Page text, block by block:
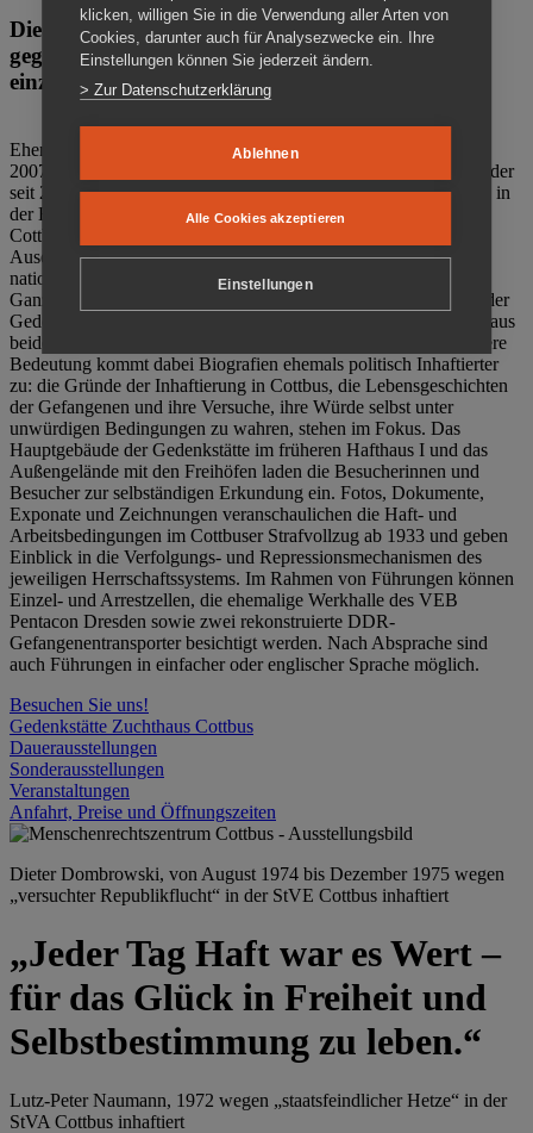
Die Gedenkstätte Zuchthaus Cottbus ist ein Ort
gegen das Vergessen. Anschaulich, nah und
einzigartig.
Ehemalige politische Häftlinge der DDR gründeten im Oktober
2007 den Verein Menschenrechtszentrum Cottbus e. V. (MRZ), der
seit 2011 Eigentümer des ehemaligen Gefängnisses (1860-2002) in
der Bautzener Straße und Träger der Gedenkstätte Zuchthaus
Cottbus ist. Im Zentrum der Arbeit der Gedenkstätte steht die
Auseinandersetzung mit politischem Unrecht während der
nationalsozialistischen Terrorherrschaft und der SED-Diktatur.
Ganzjährig zeigen mehrere Dauer- und Sonderausstellungen in der
Gedenkstätte Zuchthaus Cottbus Beispiele politischen Unrechts aus
beiden deutschen Diktaturen des 20. Jahrhunderts. Eine besondere
Bedeutung kommt dabei Biografien ehemals politisch Inhaftierter
zu: die Gründe der Inhaftierung in Cottbus, die Lebensgeschichten
der Gefangenen und ihre Versuche, ihre Würde selbst unter
unwürdigen Bedingungen zu wahren, stehen im Fokus. Das
Hauptgebäude der Gedenkstätte im früheren Hafthaus I und das
Außengelände mit den Freihöfen laden die Besucherinnen und
Besucher zur selbständigen Erkundung ein. Fotos, Dokumente,
Exponate und Zeichnungen veranschaulichen die Haft- und
Arbeitsbedingungen im Cottbuser Strafvollzug ab 1933 und geben
Einblick in die Verfolgungs- und Repressionsmechanismen des
jeweiligen Herrschaftssystems. Im Rahmen von Führungen können
Einzel- und Arrestzellen, die ehemalige Werkhalle des VEB
Pentacon Dresden sowie zwei rekonstruierte DDR-
Gefangenentransporter besichtigt werden. Nach Absprache sind
auch Führungen in einfacher oder englischer Sprache möglich.
Besuchen Sie uns!
Gedenkstätte Zuchthaus Cottbus
Dauerausstellungen
Sonderausstellungen
Veranstaltungen
Anfahrt, Preise und Öffnungszeiten
Dieter Dombrowski, von August 1974 bis Dezember 1975 wegen
„versuchter Republikflucht“ in der StVE Cottbus inhaftiert
„Jeder Tag Haft war es Wert –
für das Glück in Freiheit und
Selbstbestimmung zu leben.“
Lutz-Peter Naumann, 1972 wegen „staatsfeindlicher Hetze“ in der
StVA Cottbus inhaftiert
klicken, willigen Sie in die Verwendung aller Arten von
Cookies, darunter auch für Analysezwecke ein. Ihre
Einstellungen können Sie jederzeit ändern.
> Zur Datenschutzerklärung
Ablehnen
Alle Cookies akzeptieren
Einstellungen